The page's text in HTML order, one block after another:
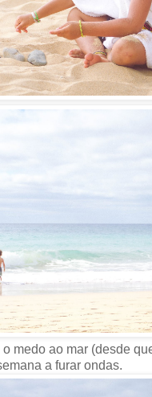
medo ao mar (desde
a furar ondas.